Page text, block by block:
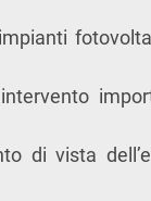
di vista